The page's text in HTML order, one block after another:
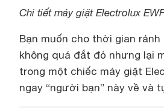
Chi tiết máy giặt Electrolux
Bạn muốn cho thời gian
không quá đắt đỏ nhưng lại
trong một chiếc máy giặt
ngay “người bạn” này về và